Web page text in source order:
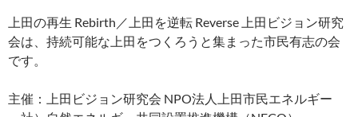
上田の再生 Rebirth／上田を逆転 Reverse 上田ビジョン研究
会は、持続可能な上田をつくろうと集まった市民有志の会
です。
主催：上田ビジョン研究会 NPO法人上田市民エネルギー